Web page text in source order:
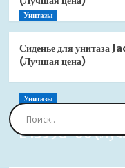
Унитазы
Сиденье для унитаза
(Лучшая цена)
Унитазы
Сиденье для
E4359G-00